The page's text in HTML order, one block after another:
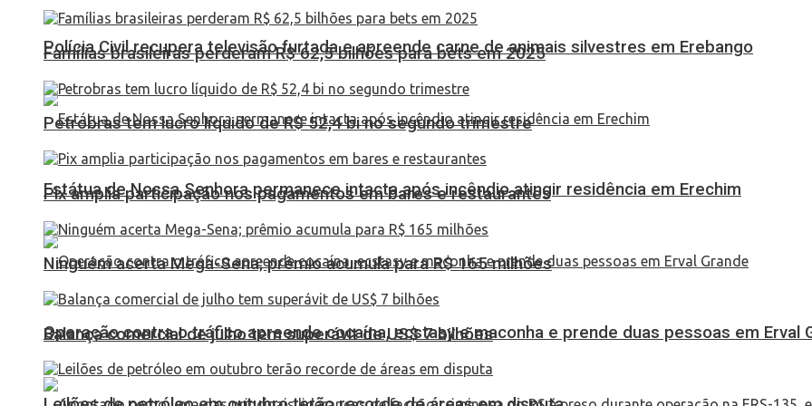
Polícia Civil recupera televisão furtada e apreende carne de animais silvestres em Erebango
Estátua de Nossa Senhora permanece intacta após incêndio atingir residência em Erechim
Operação contra o tráfico apreende cocaína, ecstasy e maconha e prende duas pessoas em Erval
Famílias brasileiras perderam R$ 62,5 bilhões para bets em 2025
Petrobras tem lucro líquido de R$ 52,4 bi no segundo trimestre
Pix amplia participação nos pagamentos em bares e restaurantes
Ninguém acerta Mega-Sena; prêmio acumula para R$ 165 milhões
Balança comercial de julho tem superávit de US$ 7 bilhões